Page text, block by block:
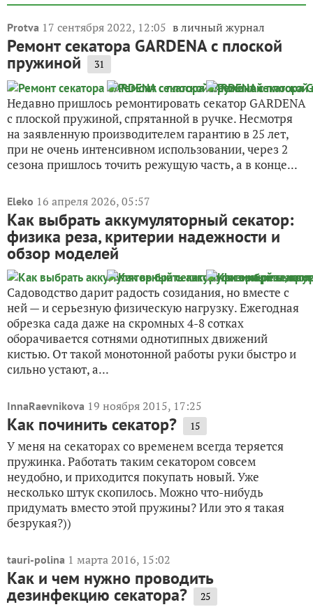
Protva 17 сентября 2022, 12:05 в личный журнал
Ремонт секатора GARDENA с плоской
пружиной 31
Недавно пришлось ремонтировать секатор GARDENA
с плоской пружиной, спрятанной в ручке. Несмотря
на заявленную производителем гарантию в 25 лет,
при не очень интенсивном использовании, через 2
сезона пришлось точить режущую часть, а в конце...
Eleko 16 апреля 2026, 05:57
Как выбрать аккумуляторный секатор:
физика реза, критерии надежности и
обзор моделей
Садоводство дарит радость созидания, но вместе с
ней — и серьезную физическую нагрузку. Ежегодная
обрезка сада даже на скромных 4-8 сотках
оборачивается сотнями однотипных движений
кистью. От такой монотонной работы руки быстро и
сильно устают, а...
InnaRaevnikova 19 ноября 2015, 17:25
Как починить секатор? 15
У меня на секаторах со временем всегда теряется
пружинка. Работать таким секатором совсем
неудобно, и приходится покупать новый. Уже
несколько штук скопилось. Можно что-нибудь
придумать вместо этой пружины? Или это я такая
безрукая?))
tauri-polina 1 марта 2016, 15:02
Как и чем нужно проводить
дезинфекцию секатора? 25